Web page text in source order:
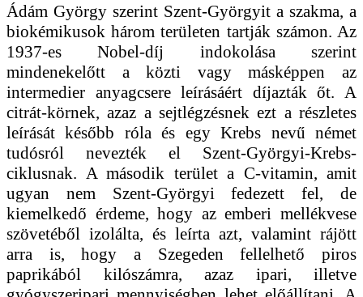
Ádám György szerint Szent-Györgyit a szakma, a
biokémikusok három területen tartják számon. Az
1937-es Nobel-díj indokolása szerint
mindenekelőtt a közti vagy másképpen az
intermedier anyagcsere leírásáért díjazták őt. A
citrát-körnek, azaz a sejtlégzésnek ezt a részletes
leírását később róla és egy Krebs nevű német
tudósról nevezték el Szent-Györgyi-Krebs-
ciklusnak. A második terület a C-vitamin, amit
ugyan nem Szent-Györgyi fedezett fel, de
kiemelkedő érdeme, hogy az emberi mellékvese
szövetéből izolálta, és leírta azt, valamint rájött
arra is, hogy a Szegeden fellelhető piros
paprikából kilószámra, azaz ipari, illetve